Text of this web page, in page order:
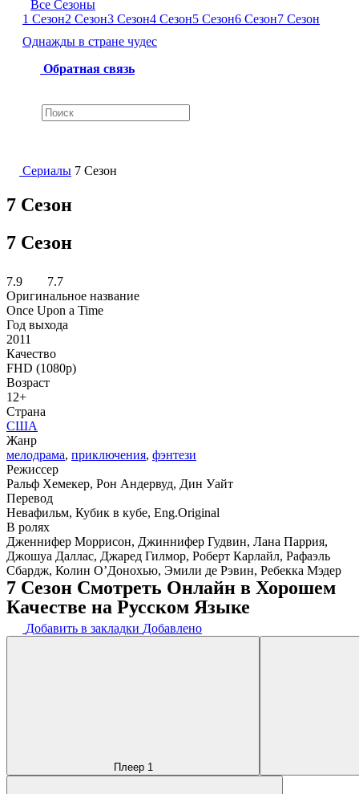
Все Сезоны
1 Сезон2 Сезон3 Сезон4 Сезон5 Сезон6 Сезон7 Сезон
Однажды в стране чудес
Обратная связь
Сериалы 7 Сезон
7 Сезон
7 Сезон
7.9
7.7
Оригинальное название
Once Upon a Time
Год выхода
2011
Качество
FHD (1080p)
Возраст
12+
Страна
США
Жанр
мелодрама, приключения, фэнтези
Режиссер
Ральф Хемекер, Рон Андервуд, Дин Уайт
Перевод
Невафильм, Кубик в кубе, Eng.Original
В ролях
Дженнифер Моррисон, Джиннифер Гудвин, Лана Паррия,
Джошуа Даллас, Джаред Гилмор, Роберт Карлайл, Рафаэль
Сбардж, Колин О’Донохью, Эмили де Рэвин, Ребекка Мэдер
7 Сезон Смотреть Онлайн в Хорошем
Качестве на Русском Языке
Добавить в закладки Добавлено
Плеер 1